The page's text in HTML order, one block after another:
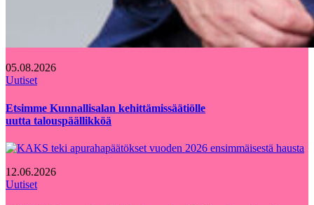
05.08.2026
Uutiset
Etsimme Kunnallisalan kehittämissäätiölle
uutta talouspäällikköä
12.06.2026
Uutiset